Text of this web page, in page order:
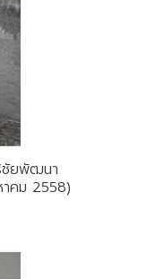
ชัยพัฒนา
คม 2558)